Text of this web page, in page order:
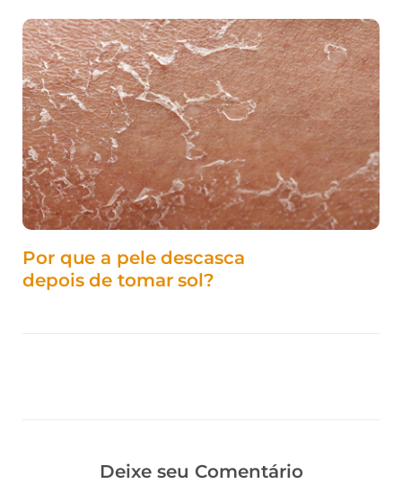
Por que a pele descasca
depois de tomar sol?
Deixe seu Comentário